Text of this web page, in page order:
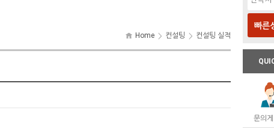
Home 컨설팅 컨설팅 실적
빠른
문의